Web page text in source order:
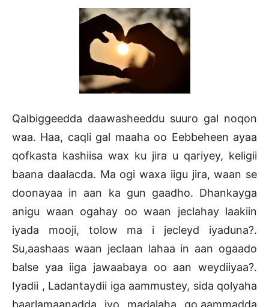
Qalbiggeedda daawasheeddu suuro gal noqon
waa. Haa, caqli gal maaha oo Eebbeheen ayaa
qofkasta kashiisa wax ku jira u qariyey, keligii
baana daalacda. Ma ogi waxa iigu jira, waan se
doonayaa in aan ka gun gaadho. Dhankayga
anigu waan ogahay oo waan jeclahay laakiin
iyada mooji, tolow ma i jecleyd iyaduna?.
Su,aashaas waan jeclaan lahaa in aan ogaado
balse yaa iiga jawaabaya oo aan weydiiyaa?.
Iyadii , Ladantaydii iga aammustey, sida qolyaha
baarlamaanadda iyo madalaha go,aammadda